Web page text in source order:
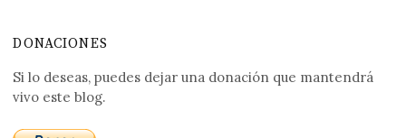
DONACIONES
Si lo deseas, puedes dejar una donación que mantendrá
vivo este blog.